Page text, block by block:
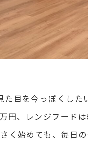
目を今っぽくし
円、レンジフード
く始めても、毎日